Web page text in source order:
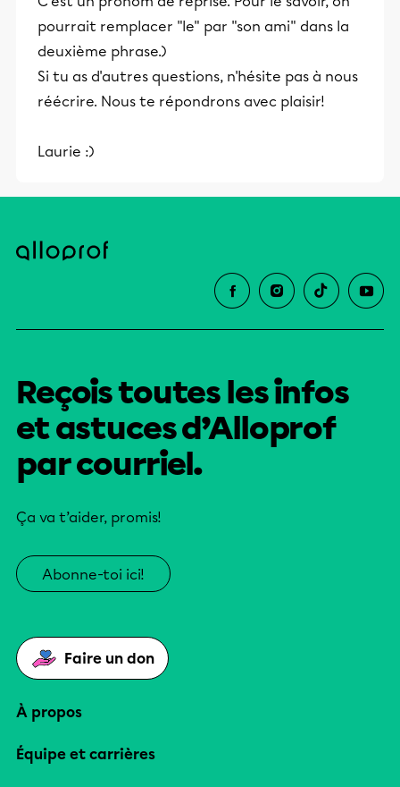
pourrait remplacer "le" par "son ami" dans la
deuxième phrase.)
Si tu as d'autres questions, n'hésite pas à nous
réécrire. Nous te répondrons avec plaisir!
Laurie :)
Reçois toutes les infos
et astuces d’Alloprof
par courriel.
Ça va t’aider, promis!
Abonne-toi ici!
Faire un don
À propos
Équipe et carrières